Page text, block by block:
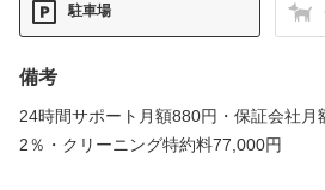
駐車場
備考
24時間サポート月額880円・保証会社
2％・クリーニング特約料77,000円